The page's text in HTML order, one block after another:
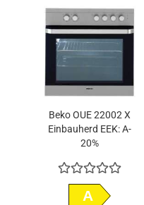
Beko OUE 22002 X
Einbauherd EEK: A-
20%
A